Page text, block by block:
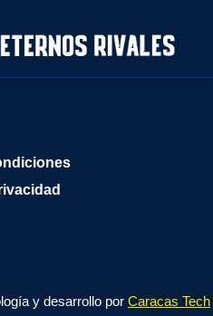
y desarrollo por Caracas Tech